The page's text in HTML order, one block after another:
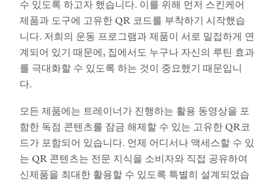
수 있도록 하고자 했습니다. 이를 위해 먼저 스킨케어
제품과 도구에 고유한 QR 코드를 부착하기 시작했습
니다. 저희의 운동 프로그램과 제품이 서로 밀접하게 연
계되어 있기 때문에, 집에서도 누구나 자신의 루틴 효과
를 극대화할 수 있도록 하는 것이 중요했기 때문입니
다.
모든 제품에는 트레이너가 진행하는 활용 동영상을 포
함한 독점 콘텐츠를 잠금 해제할 수 있는 고유한 QR코
드가 포함되어 있습니다. 언제 어디서나 액세스할 수 있
는 QR 콘텐츠는 전문 지식을 소비자와 직접 공유하여
신제품을 최대한 활용할 수 있도록 특별히 설계되었습